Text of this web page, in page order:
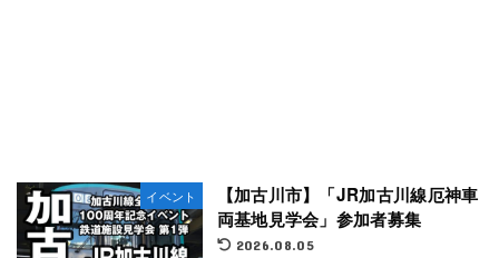
イベント
【加古川市】「JR加古川線厄神車
両基地見学会」参加者募集
2026.08.05